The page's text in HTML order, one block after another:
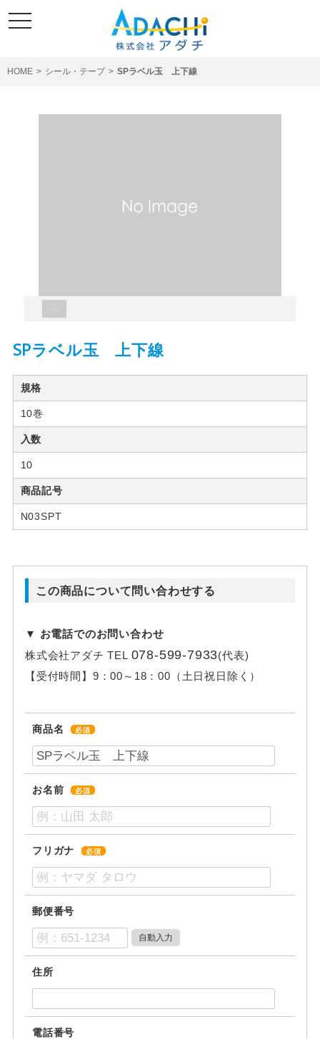
toggle
navigation
HOME > シール・テープ > SPラベル玉 上下線
SPラベル玉 上下線
規格
10巻
入数
10
商品記号
N03SPT
この商品について問い合わせする
▼ お電話でのお問い合わせ
株式会社アダチTEL 078-599-7933(代表)
【受付時間】 9：00～18：00（土日祝日除く）
商品名 必須
お名前 必須
フリガナ 必須
郵便番号
住所
電話番号